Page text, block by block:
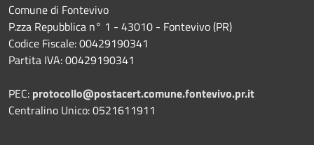
Comune di Fontevivo
P.zza Repubblica n° 1 - 43010 - Fontevivo (PR)
Codice Fiscale: 00429190341
Partita IVA: 00429190341
PEC: protocollo@postacert.comune.fontevivo.pr.it
Centralino Unico: 0521611911